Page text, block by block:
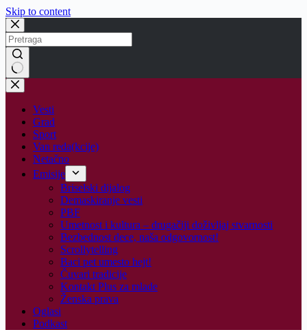
Skip to content
No
results
Vesti
Grad
Sport
Van reda(kcije)
Netačno
Emisije
Briselski dijalog
Demaskiranje vesti
PBF
Umetnost i kultura – drugačiji doživljaj stvarnosti
Bezbednost dece, naša odgovornost!
Scrollytelling
Baci pet umesto hejt!
Čuvari tradicije
Kontakt Plus za mlade
Ženska prava
Oglasi
Podkast